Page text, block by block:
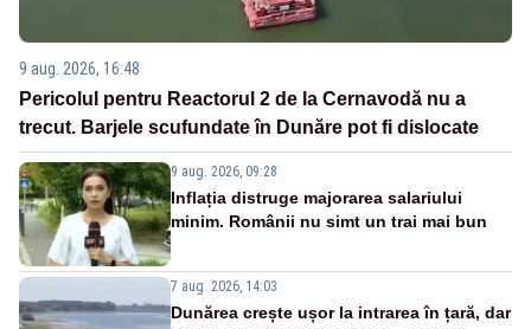
9 aug. 2026, 16:48
Pericolul pentru Reactorul 2 de la Cernavodă nu a
trecut. Barjele scufundate în Dunăre pot fi dislocate
9 aug. 2026, 09:28
Inflația distruge majorarea salariului
minim. Românii nu simt un trai mai bun
7 aug. 2026, 14:03
Dunărea crește ușor la intrarea în țară, dar